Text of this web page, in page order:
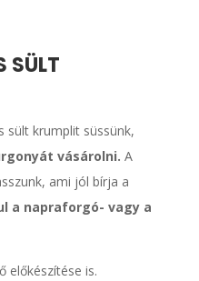
SÜLT
sült krumplit süssünk,
vásárolni. A
ami jól bírja a
a napraforgó- vagy a
előkészítése is.